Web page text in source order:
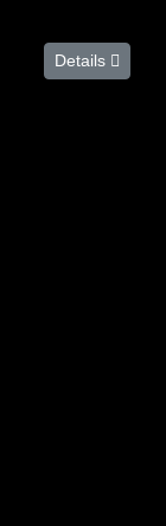
Details